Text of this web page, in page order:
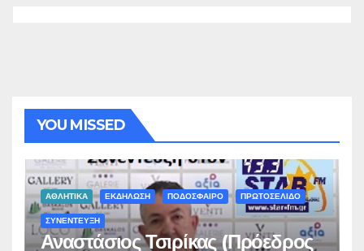
YOU MISSED
ΑΘΛΗΤΙΚΑ ΕΚΔΗΛΩΣΗ ΠΟΔΟΣΦΑΙΡΟ ΠΡΩΤΟΣΕΛΙΔΟ
ΣΥΝΕΝΤΕΥΞΗ
Αναστάσιος Τσιρίκας (Πρόεδρος